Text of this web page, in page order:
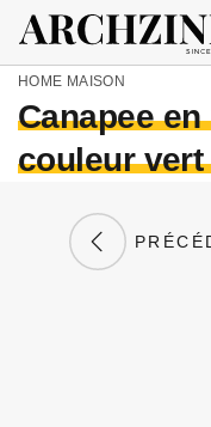
HOME MAISON
Canapee
couleur vert